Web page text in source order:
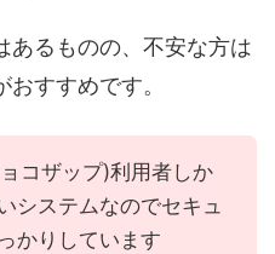
あるものの、不安な方は
すすめです。
コザップ)利用者しか
システムなのでセキュ
かりしています